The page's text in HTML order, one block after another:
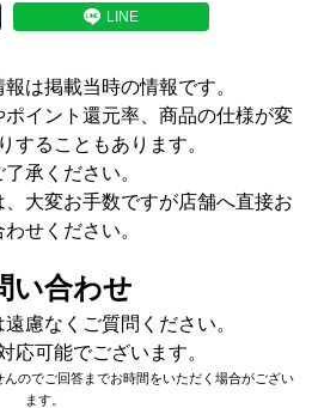
LINE
は掲載当時の情報です。
イント還元率、商品の仕様が変
することもあります。
承ください。
大変お手数ですが店舗へ直接お
わせください。
い合わせ
慮なくご質問ください。
応可能でございます。
のでご回答までお時間をいただく場合がござい
ます。